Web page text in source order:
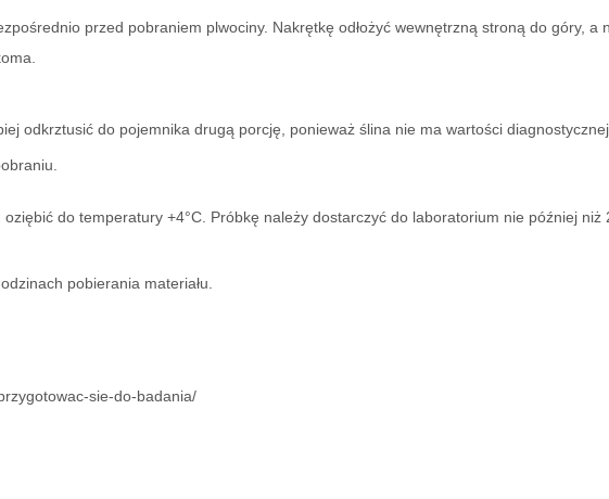
przed pobraniem plwociny. Nakrętkę odłożyć wewnętrzną stroną do góry,
odkrztusić do pojemnika drugą porcję, ponieważ ślina nie ma wartości
do temperatury +4°C. Próbkę należy dostarczyć do laboratorium nie później
pobierania materiału.
sie-do-badania/